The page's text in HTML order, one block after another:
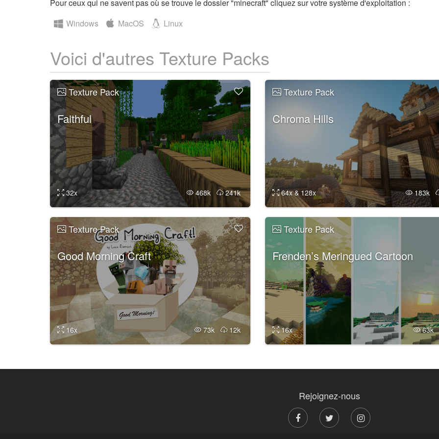
Pour ceux qui ne savent pas où se trouve le dossier "minecraft" cliquez sur votre système d'exploitation :
Windows
MacOS Linux
Voici d'autres Texture Packs
Texture Pack
Faithful
32x 468k 241k
Texture Pack
Chroma Hills
64x & 128x 183k
Texture Pack
Good Morning Craft
16x 73k 12k
Texture Pack
Frenden’s Meringued Cartoon
16x 63k
Rejoignez-nous